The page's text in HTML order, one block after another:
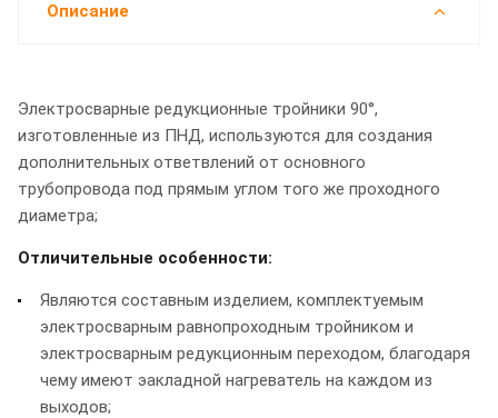
Описание
Электросварные редукционные тройники 90°,
изготовленные из ПНД, используются для создания
дополнительных ответвлений от основного
трубопровода под прямым углом того же проходного
диаметра;
Отличительные особенности:
Являются составным изделием, комплектуемым
электросварным равнопроходным тройником и
электросварным редукционным переходом, благодаря
чему имеют эакладной нагреватель на каждом из
выходов;